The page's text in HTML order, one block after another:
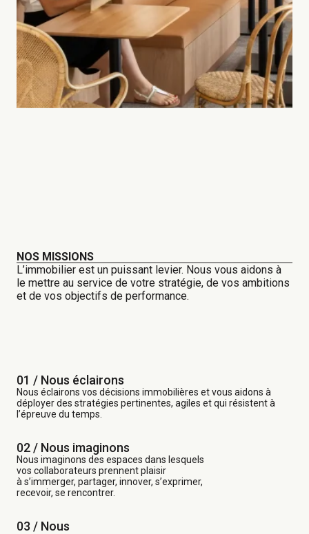
NOS MISSIONS
L’immobilier est un puissant levier. Nous vous aidons à
le mettre au service de votre stratégie, de vos ambitions
et de vos objectifs de performance. ​
01 / Nous éclairons
Nous éclairons vos décisions immobilières et vous aidons à
déployer des stratégies pertinentes, agiles et qui résistent à
l’épreuve du temps.
02 / Nous imaginons
Nous imaginons des espaces dans lesquels
vos collaborateurs prennent plaisir
à s’immerger, partager, innover, s’exprimer,
recevoir, se rencontrer.
03 / Nous